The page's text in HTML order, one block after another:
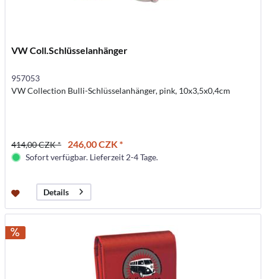
VW Coll.Schlüsselanhänger
957053
VW Collection Bulli-Schlüsselanhänger, pink, 10x3,5x0,4cm
414,00 CZK * 246,00 CZK *
Sofort verfügbar. Lieferzeit 2-4 Tage.
Details